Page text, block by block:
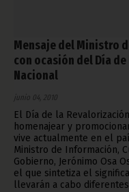
Mensaje del Ministro
con ocasión del Día
Nacional
junio 04, 2010
El Día de la
homenajear y
vive actualmente en el
Ministro de Información,
Gobierno, Jerónimo Osa
el que sintetiza el
llevarán a cabo